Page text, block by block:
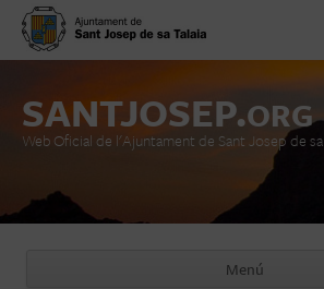
SANTJOSEP.ORG
Web Oficial de l'Ajuntament de Sant Josep de sa
Menú